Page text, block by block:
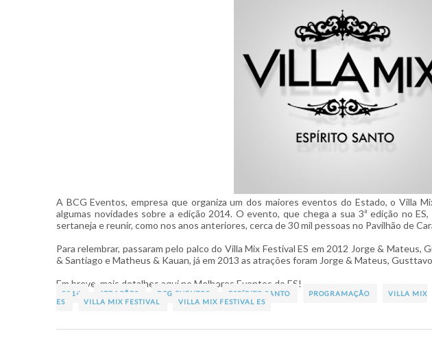
A BCG Eventos, empresa que organiza um dos maiores eventos do Estado, o Villa
algumas novidades sobre a edição 2014. O evento, que chega a sua 3ª edição no
sertaneja e reunir, como nos anos anteriores, cerca de 30 mil pessoas no Pavilhão de
Para relembrar, passaram pelo palco do Villa Mix Festival ES em 2012 Jorge & Mateus,
& Santiago e Matheus & Kauan, já em 2013 as atrações foram Jorge & Mateus,
Em breve, mais detalhes aqui no Melhores Eventos do ES!
2014 ATRAÇÕES BCG EVENTOS ESPÍRITO SANTO PROGRAMAÇÃO
VILLA MIX
ES
VILLA MIX FESTIVAL VILLA MIX FESTIVAL ES